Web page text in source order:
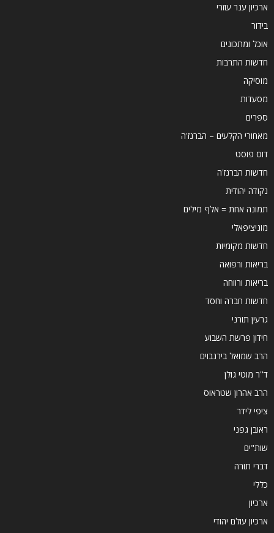
ארכיון ענר עוזרי
בידור
אוכל ומתכונים
חדשות התרבות
מוסיקה
מסעדות
ספרים
מאחורי הקלעים – הברנז'ה
דוס פוסט
חדשות הברנז'ה
נקודה יהודית
תמונה אחת = אלף מילים
מוניציפאלי
חדשות מקומיות
בריאות ורפואה
בריאות ורווחה
חדשות חברה וחסד
גרעין תורני
חידון פרשת השבוע
הרב שמואל בירנבוים
ד''ר מוטי גולן
הרב אהרון שטראוס
ציפי לידר
ראובן גפני
שות"ים
דברי תורה
כללי
ארכיון
ארכיון עולם יהודי